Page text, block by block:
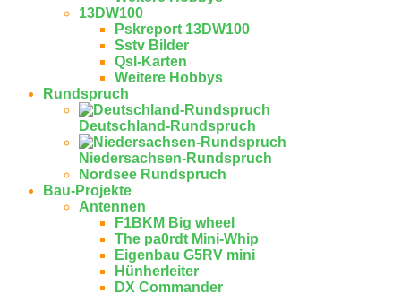
13DW100
Pskreport 13DW100
Sstv Bilder
Qsl-Karten
Weitere Hobbys
Rundspruch
Deutschland-Rundspruch
Niedersachsen-Rundspruch
Nordsee Rundspruch
Bau-Projekte
Antennen
F1BKM Big wheel
The pa0rdt Mini-Whip
Eigenbau G5RV mini
Hünherleiter
DX Commander